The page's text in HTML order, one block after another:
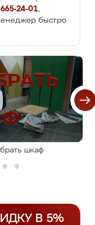
24-01,
быстро
шкаф
В 5%